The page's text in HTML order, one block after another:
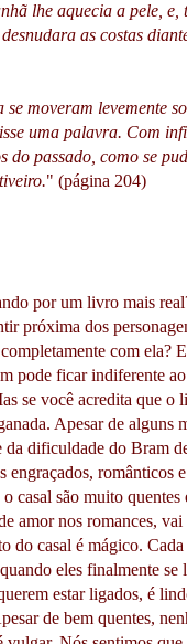
lhe aquecia a pele, e,
as costas
se moveram levemente
uma palavra. Com
do passado, como se
" (página 204)
por um livro mais
próxima dos
com ela?
pode ficar indiferente
se você acredita que o
Apesar de alguns
da dificuldade do Bram
engraçados, românticos
casal são muito quentes
amor nos romances,
do casal é mágico.
eles finalmente se
estar ligados, é
de bem quentes,